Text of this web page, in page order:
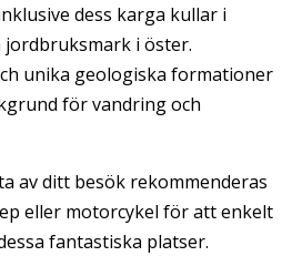
dess karga kullar i
i öster.
unika geologiska formationer
för vandring och
av ditt besök rekommenderas
eller motorcykel för att enkelt
fantastiska platser.